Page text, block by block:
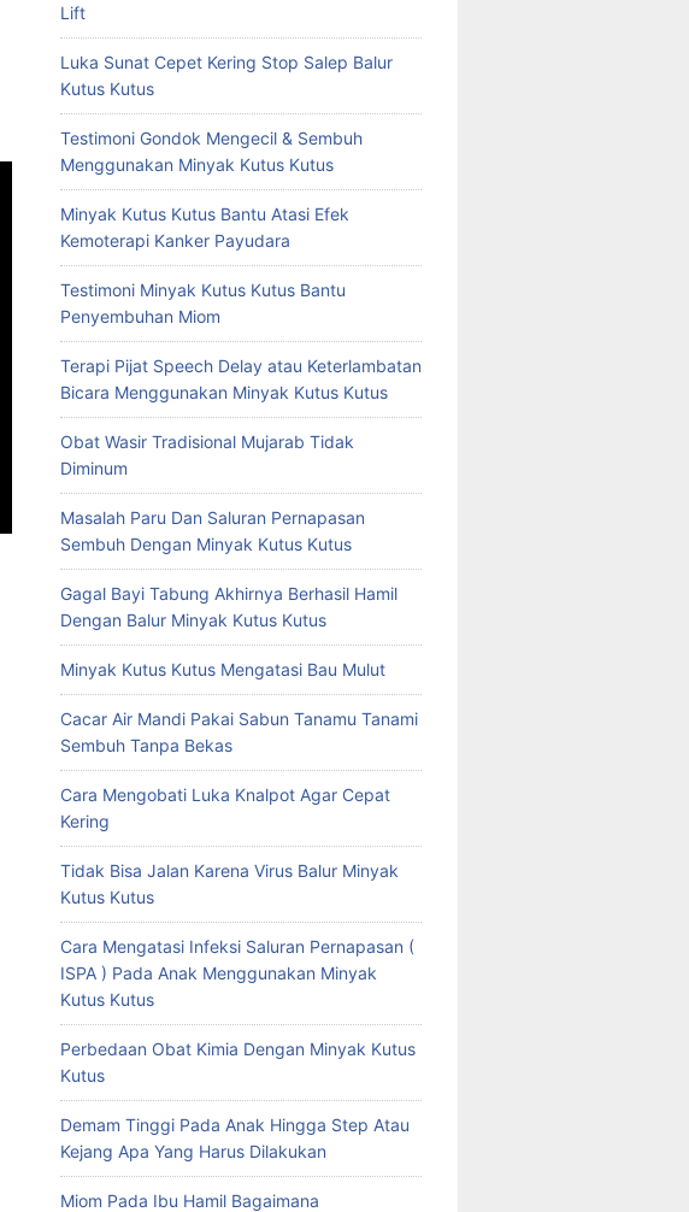
Lift
Luka Sunat Cepet Kering Stop Salep Balur
Kutus Kutus
Testimoni Gondok Mengecil & Sembuh
Menggunakan Minyak Kutus Kutus
Minyak Kutus Kutus Bantu Atasi Efek
Kemoterapi Kanker Payudara
Testimoni Minyak Kutus Kutus Bantu
Penyembuhan Miom
Terapi Pijat Speech Delay atau Keterlambatan
Bicara Menggunakan Minyak Kutus Kutus
Obat Wasir Tradisional Mujarab Tidak
Diminum
Masalah Paru Dan Saluran Pernapasan
Sembuh Dengan Minyak Kutus Kutus
Gagal Bayi Tabung Akhirnya Berhasil Hamil
Dengan Balur Minyak Kutus Kutus
Minyak Kutus Kutus Mengatasi Bau Mulut
Cacar Air Mandi Pakai Sabun Tanamu Tanami
Sembuh Tanpa Bekas
Cara Mengobati Luka Knalpot Agar Cepat
Kering
Tidak Bisa Jalan Karena Virus Balur Minyak
Kutus Kutus
Cara Mengatasi Infeksi Saluran Pernapasan (
ISPA ) Pada Anak Menggunakan Minyak
Kutus Kutus
Perbedaan Obat Kimia Dengan Minyak Kutus
Kutus
Demam Tinggi Pada Anak Hingga Step Atau
Kejang Apa Yang Harus Dilakukan
Miom Pada Ibu Hamil Bagaimana